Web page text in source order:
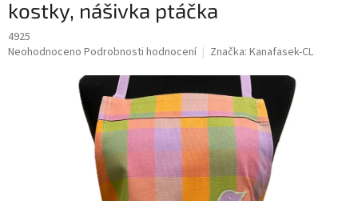
kostky, nášivka ptáčka
4925
Průměrné
Neohodnoceno Podrobnosti hodnocení Značka: Kanafasek-CL